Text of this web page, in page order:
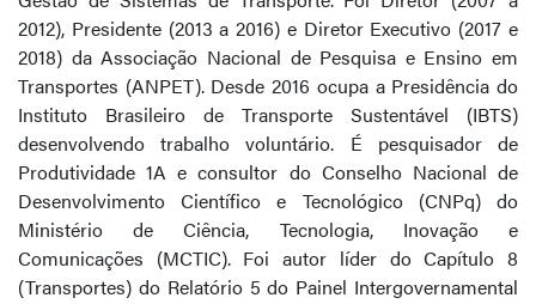
2012), Presidente (2013 a 2016) e Diretor Executivo (2017 e
2018) da Associação Nacional de Pesquisa e Ensino em
Transportes (ANPET). Desde 2016 ocupa a Presidência do
Instituto Brasileiro de Transporte Sustentável (IBTS)
desenvolvendo trabalho voluntário. É pesquisador de
Produtividade 1A e consultor do Conselho Nacional de
Desenvolvimento Científico e Tecnológico (CNPq) do
Ministério de Ciência, Tecnologia, Inovação e
Comunicações (MCTIC). Foi autor líder do Capítulo 8
(Transportes) do Relatório 5 do Painel Intergovernamental